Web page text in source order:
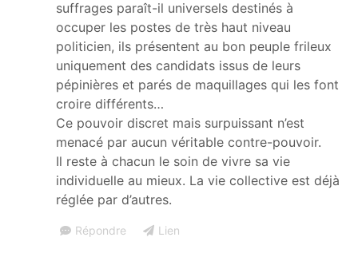
suffrages paraît-il universels destinés à
occuper les postes de très haut niveau
politicien, ils présentent au bon peuple frileux
uniquement des candidats issus de leurs
pépinières et parés de maquillages qui les font
croire différents…
Ce pouvoir discret mais surpuissant n’est
menacé par aucun véritable contre-pouvoir.
Il reste à chacun le soin de vivre sa vie
individuelle au mieux. La vie collective est déjà
réglée par d’autres.
Répondre Lien